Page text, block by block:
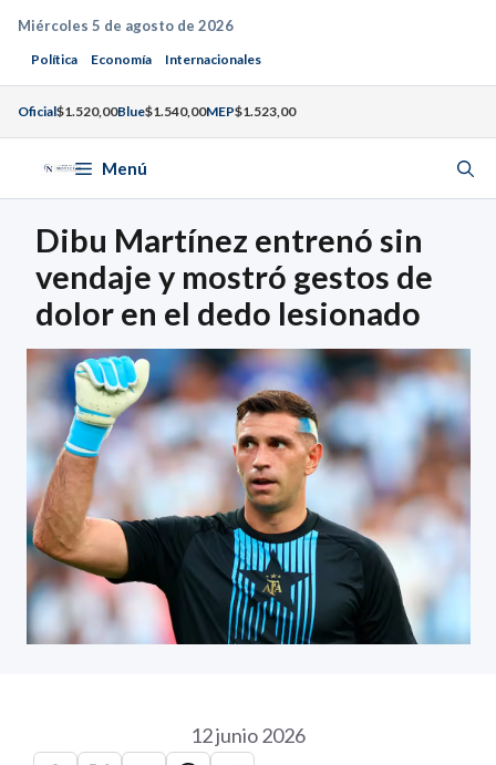
Saltar
contenido
Miércoles 5 de agosto de 2026
Política Economía Internacionales
Oficial$1.520,00Blue$1.540,00MEP$1.523,00
Menú
Dibu Martínez entrenó sin
vendaje y mostró gestos de
dolor en el dedo lesionado
12 junio 2026